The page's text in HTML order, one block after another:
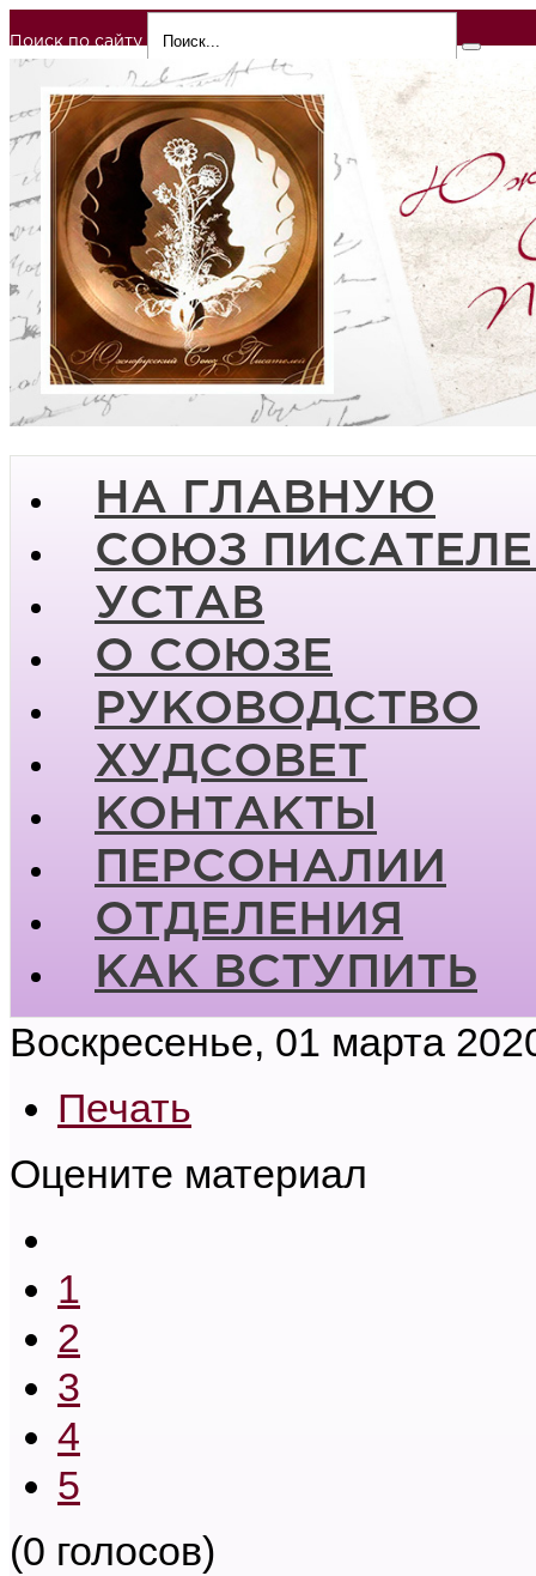
Поиск по сайту
НА ГЛАВНУЮ
СОЮЗ
УСТАВ
О СОЮЗЕ
РУКОВОДСТВО
ХУДСОВЕТ
КОНТАКТЫ
ПЕРСОНАЛИИ
ОТДЕЛЕНИЯ
КАК ВСТУПИТЬ
Воскресенье, 01 марта
Печать
Оцените материал
1
2
3
4
5
(0 голосов)